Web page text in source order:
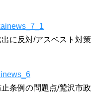
に反対/アスベスト対策
条例の問題点/鷲沢市政